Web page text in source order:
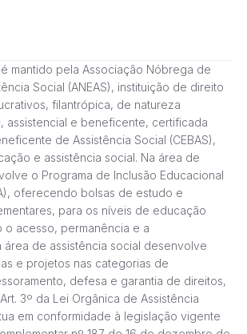
mantido pela Associação Nóbrega de
Social (ANEAS), instituição de direito
filantrópica, de natureza
assistencial e beneficente, certificada
de Assistência Social (CEBAS),
e assistência social. Na área de
o Programa de Inclusão Educacional
oferecendo bolsas de estudo e
para os níveis de educação
o acesso, permanência e a
área de assistência social desenvolve
e projetos nas categorias de
defesa e garantia de direitos,
3º da Lei Orgânica de Assistência
em conformidade à legislação vigente